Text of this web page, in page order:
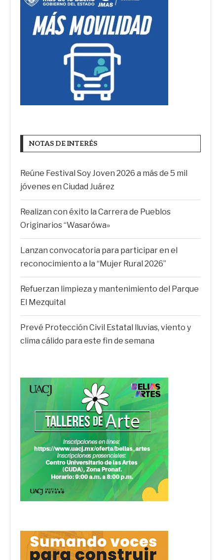
NOTAS DE INTERÉS
Reúne Festival Soy Joven 2026 a más de 5 mil
jóvenes en Ciudad Juárez
Realizan con éxito la Carrera de Pueblos
Originarios “Wasarówa»
Lanzan convocatoria para participar en el
reconocimiento a la “Mujer Rural 2026”
Refuerzan limpieza y mantenimiento del Parque
El Mezquital
Prevé Protección Civil Estatal lluvias, viento y
clima cálido para este fin de semana